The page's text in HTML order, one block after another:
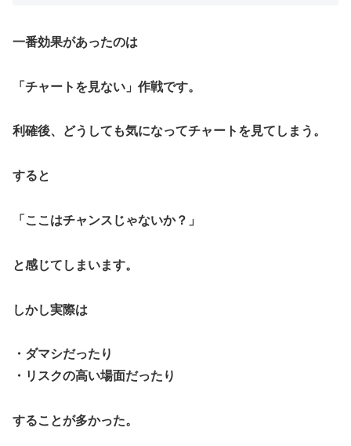
一番効果があったのは
「チャートを見ない」作戦です。
利確後、どうしても気になってチャートを見てしまう。
すると
「ここはチャンスじゃないか？」
と感じてしまいます。
しかし実際は
・ダマシだったり
・リスクの高い場面だったり
することが多かった。